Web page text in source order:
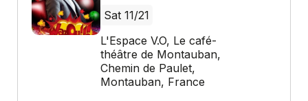
Sat 11/21
L'Espace V.O, Le café-
théâtre de Montauban,
Chemin de Paulet,
Montauban, France